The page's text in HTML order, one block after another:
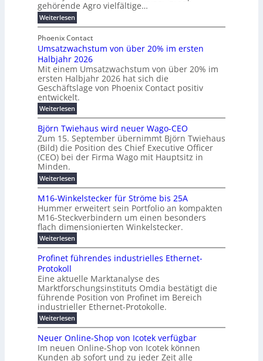
u
n
g
b
r
a
u
c
h
t
m
e
h
r
T
m
p
o
u
n
d
w
e
n
g
e
B
ü
r
o
k
e
r
g
u
f
ü
r
m
o
d
e
r
n
e
E
e
r
g
i
e
l
s
u
n
g
e
n
e
l
e
N
H
-
S
i
c
h
e
r
u
n
s
l
a
s
t
s
c
h
a
t
e
i
s
t
n
b
e
t
e
i
l
i
g
u
n
g
b
e
i
m
0
2
6
E
u
r
o
e
n
E
t
e
r
a
gehörende Agro vielfältige…
Weiterlesen:
M
h
r
f
a
c
h
d
u
r
c
f
ü
h
r
n
g
e
n
f
ü
r
e
ff
i
z
i
n
t
e
r
e
s
K
a
b
e
Phoenix Contact
Umsatzwachstum von über 20% im ersten
Halbjahr 2026
Mit einem Umsatzwachstum von über 20% im
ersten Halbjahr 2026 hat sich die
Geschäftslage von Phoenix Contact positiv
entwickelt.
Weiterlesen:
U
m
s
a
t
z
a
c
h
s
t
u
m
v
o
n
ü
b
r
2
0
%
i
m
e
r
t
Björn Twiehaus wird neuer Wago-CEO
Zum 15. September übernimmt Björn Twiehaus
(Bild) die Position des Chief Executive Officer
(CEO) bei der Firma Wago mit Hauptsitz in
Minden.
Weiterlesen:
B
ö
r
n
T
w
i
e
h
u
s
w
r
d
n
e
u
r
M16-Winkelstecker für Ströme bis 25A
Hummer erweitert sein Portfolio an kompakten
M16-Steckverbindern um einen besonders
flach dimensionierten Winkelstecker.
Weiterlesen:
M
1
6
W
i
n
k
e
l
s
t
c
Profinet führendes industrielles Ethernet-
Protokoll
Eine aktuelle Marktanalyse des
Marktforschungsinstituts Omdia bestätigt die
führende Position von Profinet im Bereich
industrieller Ethernet-Protokolle.
Weiterlesen:
P
r
o
i
Neuer Online-Shop von Icotek verfügbar
Im neuen Online-Shop von Icotek können
Kunden ab sofort und zu jeder Zeit alle